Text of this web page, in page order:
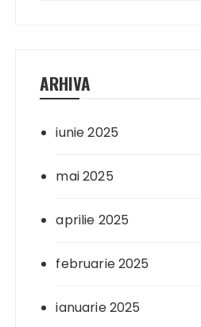
ARHIVA
iunie 2025
mai 2025
aprilie 2025
februarie 2025
ianuarie 2025